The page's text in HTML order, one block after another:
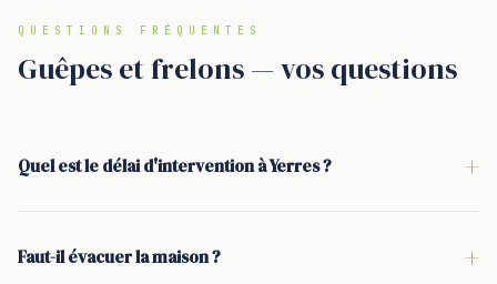
QUESTIONS FRÉQUENTES
Guêpes et frelons — vos questions
Quel est le délai d'intervention à Yerres ? +
permet. L'objectif est de sécuriser rapidement la zone et de
Faut-il évacuer la maison ? +